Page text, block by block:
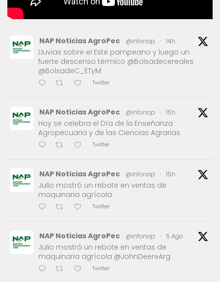
NAP Noticias AgroPec @infonap · 14h
Lluvias sobre el Este pampeano y luego un
fuerte descenso térmico @Bolsadecereales
@BolsadeC_ETyM
Twitter
NAP Noticias AgroPec @infonap · 15h
Hoy se celebra el Día de la Enseñanza
Agropecuaria y de las Ciencias Agrarias
Twitter
NAP Noticias AgroPec @infonap · 15h
Julio mostró un rebote en ventas de
maquinaria agrícola
Twitter
NAP Noticias AgroPec @infonap · 5 Ago
Julio mostró un rebote en ventas de
maquinaria agrícola @JohnDeereArg
Twitter